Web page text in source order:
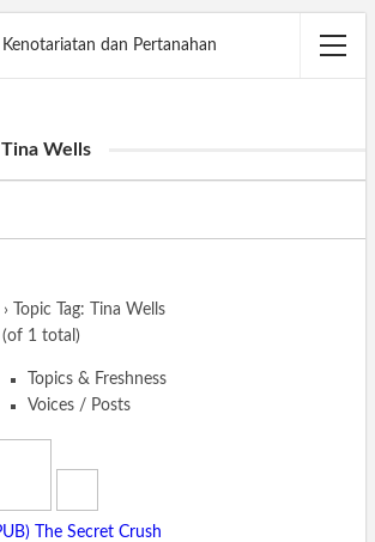
dan Pertanahan
Tina Wells
›
Topic Tag: Tina Wells
1 total)
Topics & Freshness
Voices / Posts
The Secret Crush